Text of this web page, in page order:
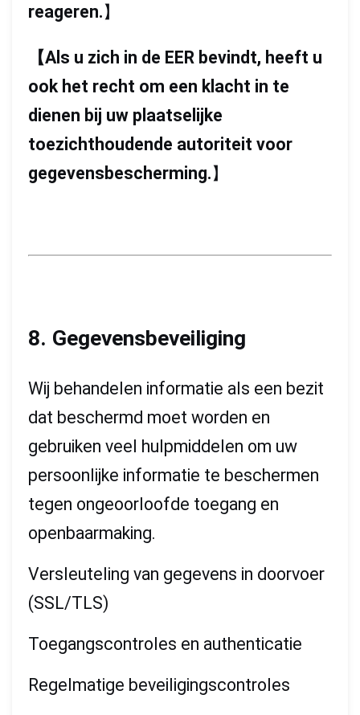
reageren.】
【Als u zich in de EER bevindt, heeft u
ook het recht om een klacht in te
dienen bij uw plaatselijke
toezichthoudende autoriteit voor
gegevensbescherming.】
8. Gegevensbeveiliging
Wij behandelen informatie als een bezit
dat beschermd moet worden en
gebruiken veel hulpmiddelen om uw
persoonlijke informatie te beschermen
tegen ongeoorloofde toegang en
openbaarmaking.
Versleuteling van gegevens in doorvoer
(SSL/TLS)
Toegangscontroles en authenticatie
Regelmatige beveiligingscontroles